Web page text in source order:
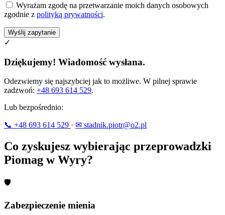
Wyrażam zgodę na przetwarzanie moich danych osobowych
zgodnie z polityką prywatności.
Wyślij zapytanie
✓
Dziękujemy! Wiadomość wysłana.
Odezwiemy się najszybciej jak to możliwe. W pilnej sprawie
zadzwoń: +48 693 614 529.
Lub bezpośrednio:
📞 +48 693 614 529 · ✉ stadnik.piotr@o2.pl
Co zyskujesz wybierając przeprowadzki
Piomag w Wyry?
🛡
Zabezpieczenie mienia